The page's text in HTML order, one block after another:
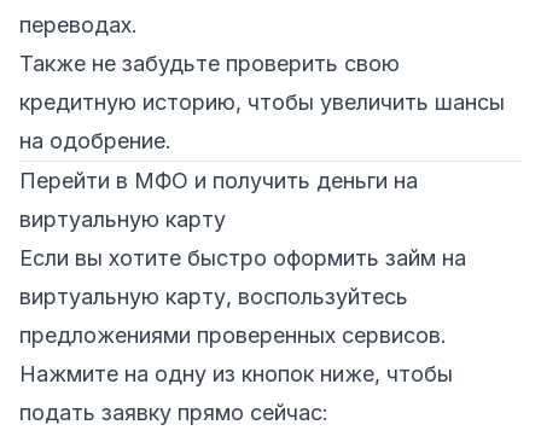
переводах.
Также не забудьте проверить свою
кредитную историю, чтобы увеличить шансы
на одобрение.
Перейти в МФО и получить деньги на
виртуальную карту
Если вы хотите быстро оформить займ на
виртуальную карту, воспользуйтесь
предложениями проверенных сервисов.
Нажмите на одну из кнопок ниже, чтобы
подать заявку прямо сейчас: